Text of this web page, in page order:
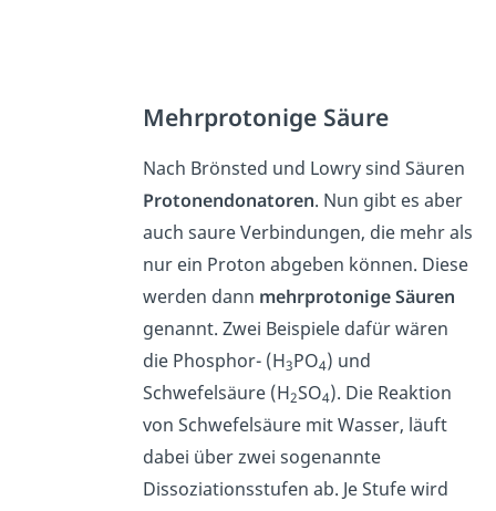
Mehrprotonige Säure
Nach Brönsted und Lowry sind Säuren
Protonendonatoren. Nun gibt es aber
auch saure Verbindungen, die mehr als
nur ein Proton abgeben können. Diese
werden dann mehrprotonige Säuren
genannt. Zwei Beispiele dafür wären
die Phosphor- (H3PO4) und
Schwefelsäure (H2SO4). Die Reaktion
von Schwefelsäure mit Wasser, läuft
dabei über zwei sogenannte
Dissoziationsstufen ab. Je Stufe wird